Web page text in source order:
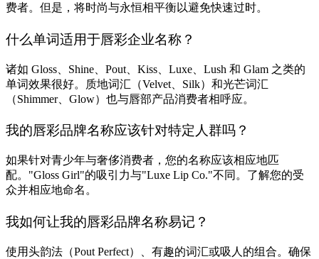
费者。但是，将时尚与永恒相平衡以避免快速过时。
什么单词适用于唇彩企业名称？
诸如 Gloss、Shine、Pout、Kiss、Luxe、Lush 和 Glam 之类的
单词效果很好。质地词汇（Velvet、Silk）和光芒词汇
（Shimmer、Glow）也与唇部产品消费者相呼应。
我的唇彩品牌名称应该针对特定人群吗？
如果针对青少年与奢侈消费者，您的名称应该相应地匹
配。"Gloss Girl"的吸引力与"Luxe Lip Co."不同。了解您的受
众并相应地命名。
我如何让我的唇彩品牌名称易记？
使用头韵法（Pout Perfect）、有趣的词汇或吸人的组合。确保